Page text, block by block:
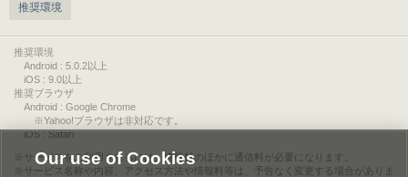
推奨環境
推奨環境
Android : 5.0.2以上
iOS : 9.0以上
推奨ブラウザ
Android : Google Chrome
※Yahoo!ブラウザは非対応です。
iOS : Safari
サービスをご利用されるには、情報料のほかに通信料が必要になります。
サービス名称や内容、アクセス方法や情報料等は、予告なく変更する場合がありま
Our use of Cookies